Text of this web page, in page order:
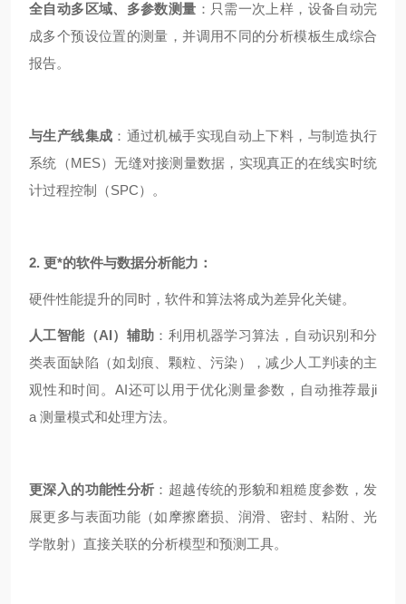
全自动多区域、多参数测量 ：只需一次上样，设备自动完
成多个预设位置的测量，并调用不同的分析模板生成综合
报告。
与生产线集成 ：通过机械手实现自动上下料，与制造执行
系统（MES）无缝对接测量数据，实现真正的在线实时统
计过程控制（SPC）。
2. 更*的软件与数据分析能力：
硬件性能提升的同时，软件和算法将成为差异化关键。
人工智能（AI）辅助 ：利用机器学习算法，自动识别和分
类表面缺陷（如划痕、颗粒、污染），减少人工判读的主
观性和时间。AI还可以用于优化测量参数，自动推荐最ji
a 测量模式和处理方法。
更深入的功能性分析 ：超越传统的形貌和粗糙度参数，发
展更多与表面功能（如摩擦磨损、润滑、密封、粘附、光
学散射）直接关联的分析模型和预测工具。